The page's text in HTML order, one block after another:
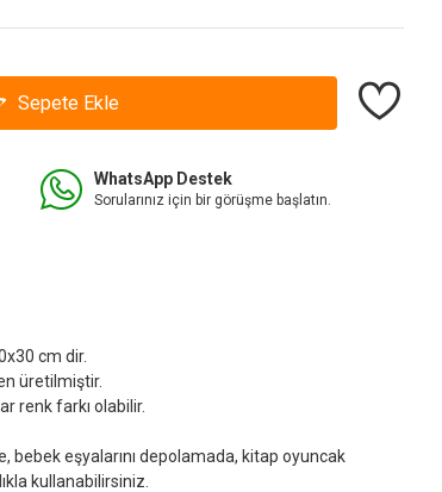
Sepete Ekle
WhatsApp Destek
Sorularınız için bir görüşme başlatın.
cm dir.
üretilmiştir.
renk farkı olabilir.
eşyalarını depolamada, kitap oyuncak
kullanabilirsiniz.